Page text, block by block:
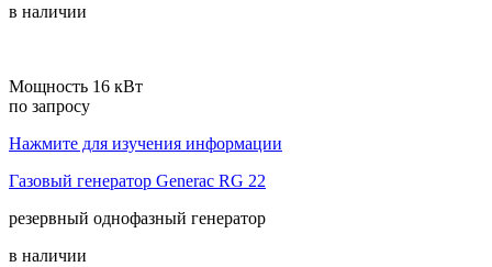
в наличии
Мощность 16 кВт
по запросу
Нажмите для изучения информации
Газовый генератор Generac RG 22
резервный однофазный генератор
в наличии